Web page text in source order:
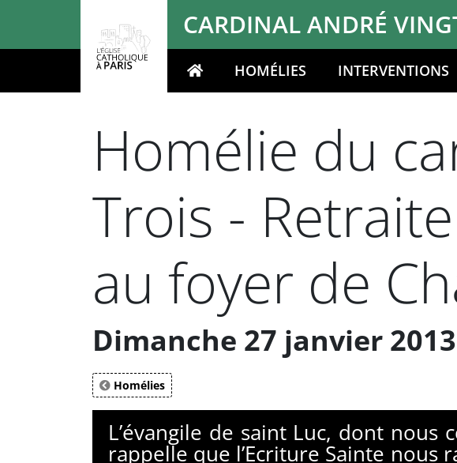
CARDINAL ANDRÉ
Votre rechercheHOMÉLIES INTERVENTIONS
Homélie du
Trois -
au foyer de
Dimanche 27 janvier
Homélies
L’évangile de saint Luc, dont
rappelle que l’Ecriture Sainte